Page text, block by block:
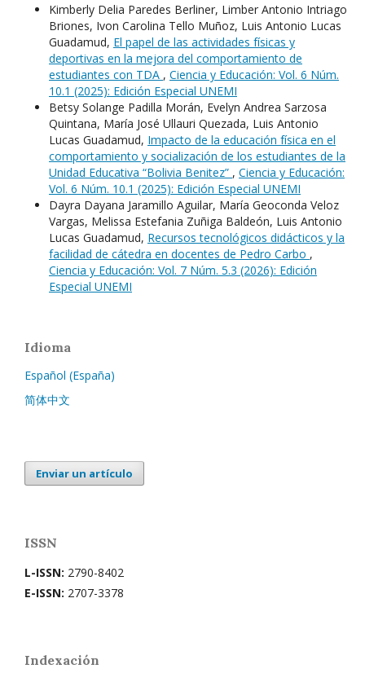
Kimberly Delia Paredes Berliner, Limber Antonio Intriago
Briones, Ivon Carolina Tello Muñoz, Luis Antonio Lucas
Guadamud, El papel de las actividades físicas y
deportivas en la mejora del comportamiento de
estudiantes con TDA , Ciencia y Educación: Vol. 6 Núm.
10.1 (2025): Edición Especial UNEMI
Betsy Solange Padilla Morán, Evelyn Andrea Sarzosa
Quintana, María José Ullauri Quezada, Luis Antonio
Lucas Guadamud, Impacto de la educación física en el
comportamiento y socialización de los estudiantes de la
Unidad Educativa “Bolivia Benitez” , Ciencia y Educación:
Vol. 6 Núm. 10.1 (2025): Edición Especial UNEMI
Dayra Dayana Jaramillo Aguilar, María Geoconda Veloz
Vargas, Melissa Estefania Zuñiga Baldeón, Luis Antonio
Lucas Guadamud, Recursos tecnológicos didácticos y la
facilidad de cátedra en docentes de Pedro Carbo ,
Ciencia y Educación: Vol. 7 Núm. 5.3 (2026): Edición
Especial UNEMI
Idioma
Español (España)
简体中文
Enviar un artículo
ISSN
L-ISSN: 2790-8402
E-ISSN: 2707-3378
Indexación